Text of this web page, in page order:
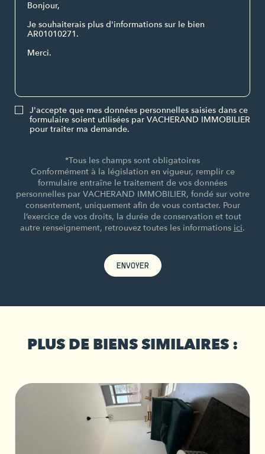
J'accepte que mes données personnelles saisies dans ce
formulaire soient utilisées par VACHERAND IMMOBILIER
pour traiter ma demande.
*Tous les champs sont obligatoires
Conformément à la législation en vigueur, remplir ce
formulaire entraîne le traitement de vos données
personnelles par VACHERAND IMMOBILIER, fondé sur votre
consentement, uniquement afin de vous contacter. Pour
l’exercice de vos droits, la durée de conservation et tout
autre renseignement, retrouvez toutes les informations ici.
ENVOYER
PLUS DE BIENS SIMILAIRES :